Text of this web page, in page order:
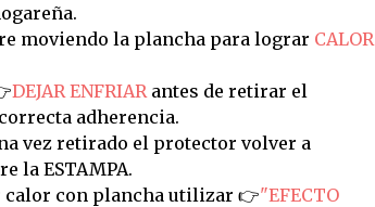
moviendo la plancha para lograr CALOR
DEJAR ENFRIARantes de retirar el
adherencia.
vez retirado el protector volver a
la ESTAMPA.
calor con plancha utilizar 👉"EFECTO